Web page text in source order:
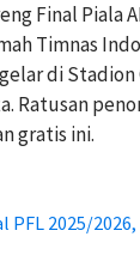
Final Piala
Timnas
di Stadion
Ratusan
gratis ini.
PFL 2025/